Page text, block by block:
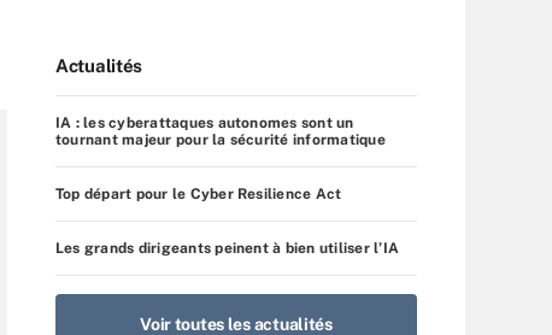
Actualités
IA : les cyberattaques autonomes sont un
tournant majeur pour la sécurité informatique
Top départ pour le Cyber Resilience Act
Les grands dirigeants peinent à bien utiliser l’IA
Voir toutes les actualités